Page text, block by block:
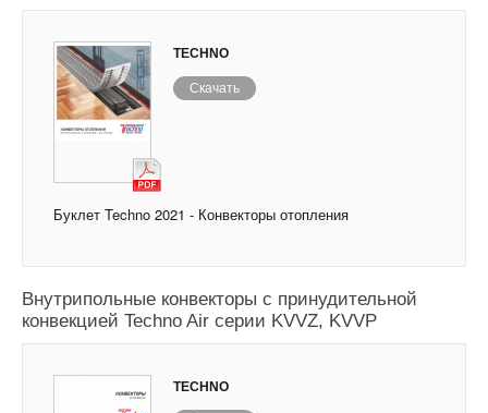
TECHNO
Скачать
Буклет Techno 2021 - Конвекторы отопления
Внутрипольные конвекторы с принудительной
конвекцией Techno Air серии KVVZ, KVVP
TECHNO